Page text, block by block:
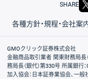
SHARE
各種方針・規程・会社案
取引規程・約款
サイトマップ
その他のご案内
個人情報保護方針
最良執行方針
サイトのご利用につ
ディスクレイマー
信託保全
リスク説明
会社案内
GMOクリック証券株式会社
金融商品取引業者 関東財務局長
務局長（銀代）第330号 所属銀
加入協会：日本証券業協会、一